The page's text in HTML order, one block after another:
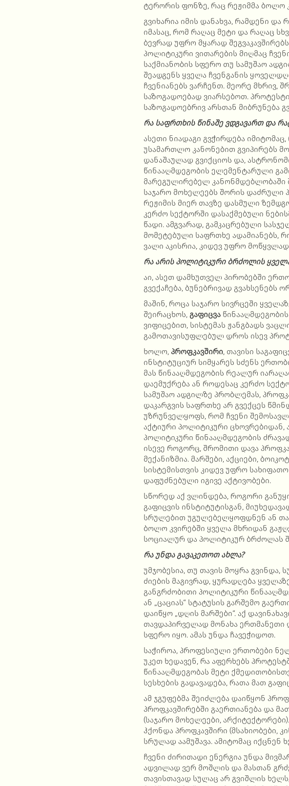
ტერორის ფონზე, რაც რეჟიმმა ბოლო
გვიხარია იმის დანახვა, რამდენი და
იმასაც, რომ რაღაც მეტი და რაღაც
ბევრად უფრო მყარად
პოლიტიკური ვითარების მიღმაც
საქმიანობის სფერო თუ სამუშაო
შეადგენს ყველა ჩვენგანის
ჩვენიანებს ვარჩენთ. მეორე მხრივ,
საზოგადოებად ვიარსებოთ.
საზოგადოებრივ არსთან მიბრუნება
რა საფრთხის წინაშე ვდგავართ და
ასეთი ნიადაგი გვჭირდება
უსამართლო კანონებით გვიპირებს
დანაშაულად გვიქციოს და,
წინააღმდეგობის ელემენტარული
მარეგულირებელ კანონმდებლობაში
საჯარო მოხელეებს შორის დაძრული
რეჟიმის მიერ თავზე დასმული
კერძო სექტორში დასაქმებული
წადი. ამგვარად, გამკაცრებული
მომეტებული საფრთხე ადამიანებს,
ვალი აკისრია, კიდევ უფრო
რა არის პოლიტიკური ბრძოლის
აი, ასეთ დამხუთველ პირობებში
გვექაჩება, ბუნებრივად
მაშინ, როცა საჯარო სივრცეში
შეირაცხოს, გაფიცვა
ვიფიცებით, სისტემას ჟანგბადს
გამოთავისუფლებულ დროს ისევ
ხოლო, პროფკავშირი, თავისი
ინსტიტუციურ სიმყარეს სძენს
მას წინააღმდეგობის რეალურ
დაემუქრება ან როდესაც კერძო
სამუშაო ადგილზე პრობლემას,
დაკარგვის საფრთხე არ გვექცეს
უზრუნველყოფს, რომ ჩვენი
აქტიური პოლიტიკური
პოლიტიკური წინააღმდეგობის
ისევე როგორც, შრომითი დავა
მექანიზმია. მარშები, აქციები,
სისტემისთვის კიდევ უფრო
დაფუძნებული იგივე აქტივობები.
სწორედ აქ ვლინდება, როგორი
გაფიცვის ინსტიტუტისგან,
სრულებით უგულებელყოფდნენ ან
ბოლო კვირებში ყველა მხრიდან
სოციალურ და პოლიტიკურ ბრძოლას
რა უნდა გავაკეთოთ ახლა?
უმჯობესია, თუ თავის მოყრა
ძიების მაგივრად, ყურადღება
განგრძობითი პოლიტიკური
ან „ცაციას“ სტატუსის გარშემო
დაიწყო „დღის მარშები“. აქ
თავდაპირველად მონახა ერთმანეთი
სფერო იყო. ამას უნდა ჩავეჭიდოთ.
საჭიროა, პროფესიული ერთობები
უკეთ ხედავენ, რა აფერხებს
წინააღმდეგობას მეტი
სესხების გადავადება, რათა მათ
ამ ჯგუფებმა შეიძლება დაიწყონ
პროფკავშირებში გაერთიანება და
(საჯარო მოხელეები,
ჰქონდა პროფკავშირი (მსახიობები,
სრულად აამუშავა. ამიტომაც იქცნენ
ჩვენი ძირითადი ენერგია უნდა
ადვილად ვერ მოშლის და მასთან
თავისთავად სულაც არ გვიშლის